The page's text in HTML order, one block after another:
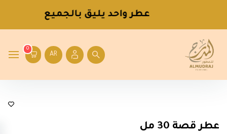
عطر واحد يليق بالجميع
AR
0
عطر قصة 30 مل